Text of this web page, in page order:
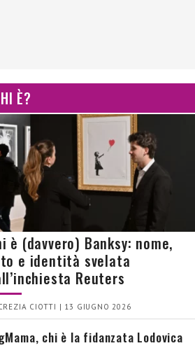
È?
è (davvero) Banksy: nome,
e identità svelata
Reuters
CIOTTI | 13 GIUGNO 2026
chi è la fidanzata Lodovica